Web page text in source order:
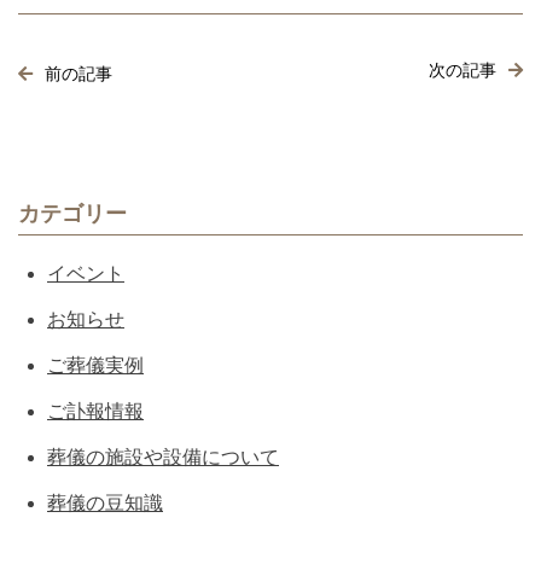
前の記事 次の記事
カテゴリー
イベント
お知らせ
ご葬儀実例
ご訃報情報
葬儀の施設や設備について
葬儀の豆知識